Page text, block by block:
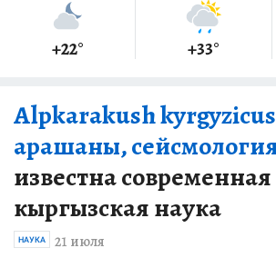
Alpkarakush
арашаны,
известна современная
кыргызская наука
21 июля
НАУКА
+22° +33°